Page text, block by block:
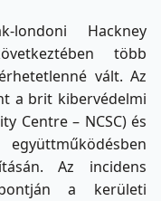
londoni Hackney
több
vált. Az
a brit kibervédelmi
Centre – NCSC) és
Az incidens
a kerületi